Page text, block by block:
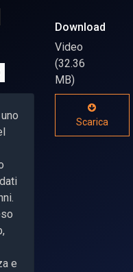
e
Download
Video
(32.36
MB)
Scarica